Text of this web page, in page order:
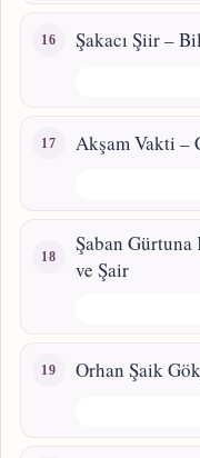
Şakacı Şiir –
Akşam Vakti –
Şaban
ve Şair
Orhan Şaik